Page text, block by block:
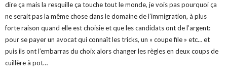
dire ça mais la resquille ça touche tout le monde, je vois pas pourquoi ça
ne serait pas la même chose dans le domaine de l’immigration, à plus
forte raison quand elle est choisie et que les candidats ont de l’argent:
pour se payer un avocat qui connaît les tricks, un « coupe file » etc… et
puis ils ont l’embarras du choix alors changer les règles en deux coups de
cuillère à pot…